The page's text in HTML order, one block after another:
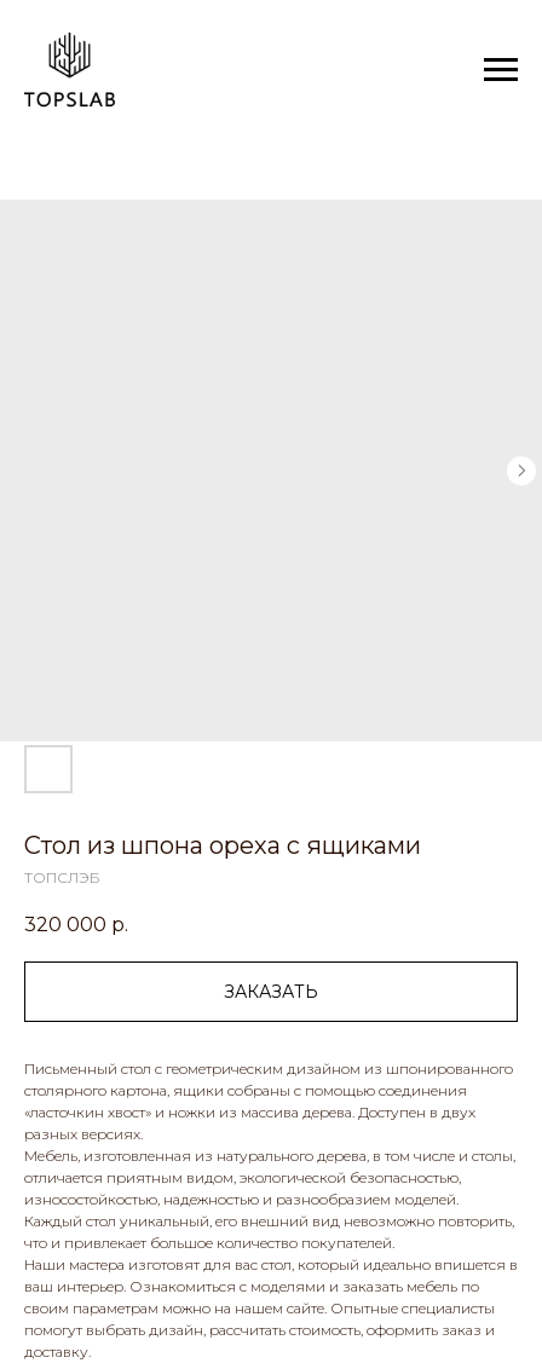
Стол из шпона ореха с ящиками
ТОПСЛЭБ
320 000 р.
ЗАКАЗАТЬ
Письменный стол с геометрическим дизайном из шпонированного
столярного картона, ящики собраны с помощью соединения
«ласточкин хвост» и ножки из массива дерева. Доступен в двух
разных версиях.
Мебель, изготовленная из натурального дерева, в том числе и столы,
отличается приятным видом, экологической безопасностью,
износостойкостью, надежностью и разнообразием моделей.
Каждый стол уникальный, его внешний вид невозможно повторить,
что и привлекает большое количество покупателей.
Наши мастера изготовят для вас стол, который идеально впишется в
ваш интерьер. Ознакомиться с моделями и заказать мебель по
своим параметрам можно на нашем сайте. Опытные специалисты
помогут выбрать дизайн, рассчитать стоимость, оформить заказ и
доставку.